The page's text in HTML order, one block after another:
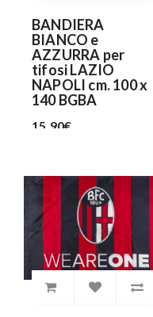
BANDIERA
BIANCO e
AZZURRA per
tifosi LAZIO
NAPOLI cm. 100 x
140 BGBA
15.90€